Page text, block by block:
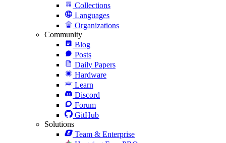
Collections
Languages
Organizations
Community
Blog
Posts
Daily Papers
Hardware
Learn
Discord
Forum
GitHub
Solutions
Team & Enterprise